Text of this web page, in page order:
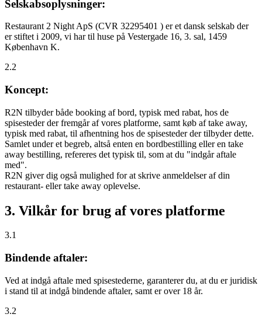
Selskabsoplysninger:
Restaurant 2 Night ApS (CVR 32295401 ) er et dansk selskab der
er stiftet i 2009, vi har til huse på Vestergade 16, 3. sal, 1459
København K.
2.2
Koncept:
R2N tilbyder både booking af bord, typisk med rabat, hos de
spisesteder der fremgår af vores platforme, samt køb af take away,
typisk med rabat, til afhentning hos de spisesteder der tilbyder dette.
Samlet under et begreb, altså enten en bordbestilling eller en take
away bestilling, refereres det typisk til, som at du "indgår aftale
med".
R2N giver dig også mulighed for at skrive anmeldelser af din
restaurant- eller take away oplevelse.
3. Vilkår for brug af vores platforme
3.1
Bindende aftaler:
Ved at indgå aftale med spisestederne, garanterer du, at du er juridisk
i stand til at indgå bindende aftaler, samt er over 18 år.
3.2